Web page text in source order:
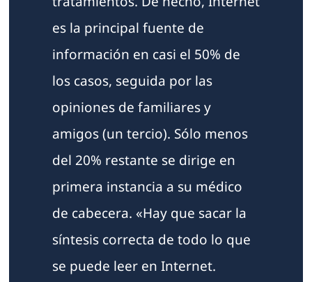
es la principal fuente de
información en casi el 50% de
los casos, seguida por las
opiniones de familiares y
amigos (un tercio). Sólo menos
del 20% restante se dirige en
primera instancia a su médico
de cabecera. «Hay que sacar la
síntesis correcta de todo lo que
se puede leer en Internet.